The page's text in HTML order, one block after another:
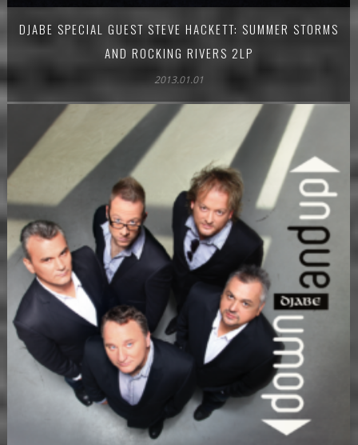
DJABE SPECIAL GUEST STEVE HACKETT: SUMMER STORMS
AND ROCKING RIVERS 2LP
2013.01.01